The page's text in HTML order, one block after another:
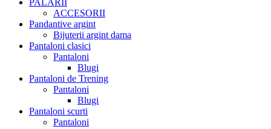
PALARII
ACCESORII
Pandantive argint
Bijuterii argint dama
Pantaloni clasici
Pantaloni
Blugi
Pantaloni de Trening
Pantaloni
Blugi
Pantaloni scurti
Pantaloni